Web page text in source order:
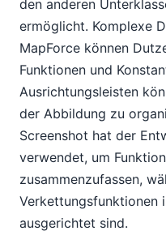
den anderen
ermöglicht. Komplexe
MapForce können
Funktionen und
Ausrichtungsleisten
der Abbildung zu
Screenshot hat der
verwendet, um
zusammenzufassen,
Verkettungsfunktionen
ausgerichtet sind.